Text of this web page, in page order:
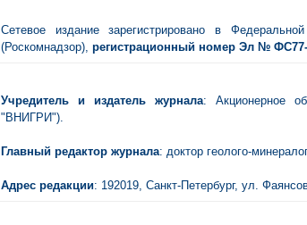
Сетевое издание зарегистрировано в
(Роскомнадзор), регистрационный номер Эл № ФС77-
Учредитель и издатель журнала: Акционерное
"ВНИГРИ").
Главный редактор журнала: доктор геолого-
Адрес редакции: 192019, Санкт-Петербург, ул.